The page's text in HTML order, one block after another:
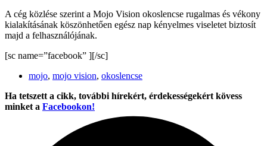
A cég közlése szerint a Mojo Vision okoslencse rugalmas és vékony
kialakításának köszönhetően egész nap kényelmes viseletet biztosít
majd a felhasználójának.
[sc name=”facebook” ][/sc]
mojo, mojo vision, okoslencse
Ha tetszett a cikk, további hírekért, érdekességekért kövess
minket a Facebookon!